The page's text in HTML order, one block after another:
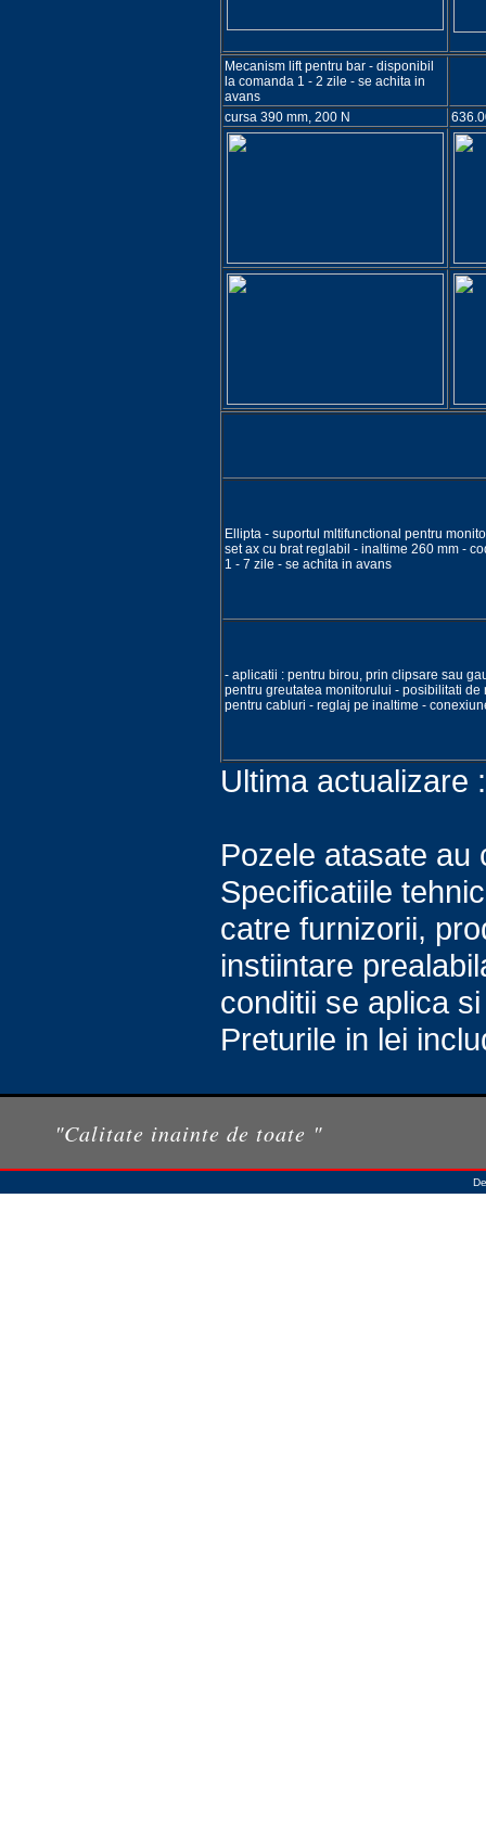
Mecanism lift pentru bar - disponibil
la comanda 1 - 2 zile - se achita in
avans
cursa 390 mm, 200 N
Ellipta - suportul mltifunctional pentru
set ax cu brat reglabil - inaltime 260 mm -
1 - 7 zile - se achita in avans
- aplicatii : pentru birou, prin clipsare sau
pentru greutatea monitorului - posibilitati
pentru cabluri - reglaj pe inaltime -
Ultima actualizare
Pozele atasate au
Specificatiile
catre furnizorii,
instiintare
conditii se aplica
Preturile in lei
"Calitate inainte de toate "